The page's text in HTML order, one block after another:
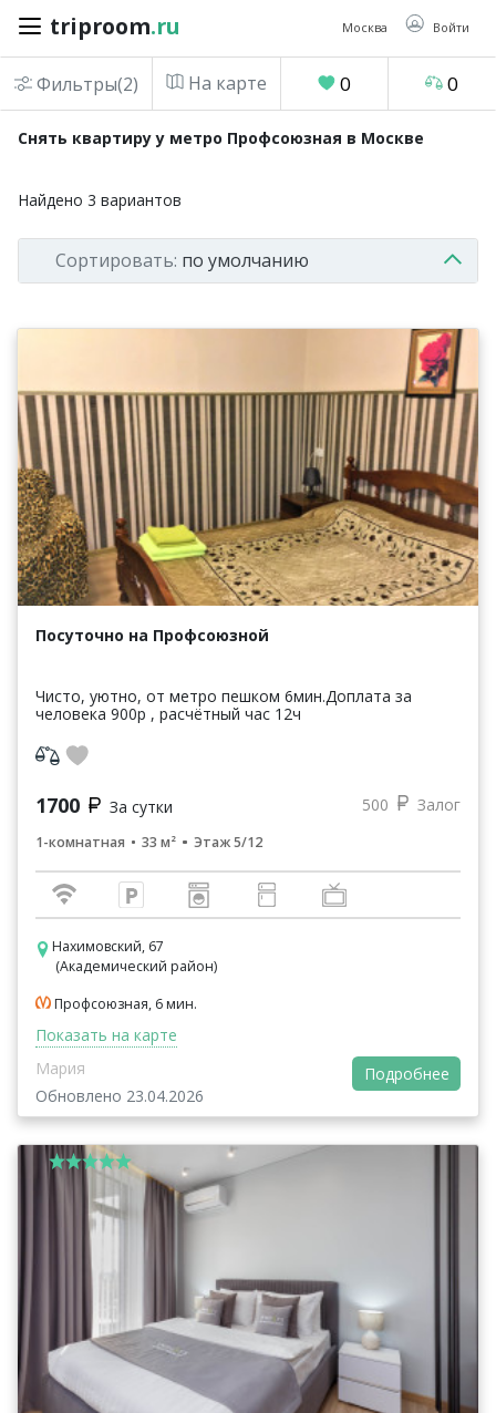
triproom.ru Москва Войти
triproom .ru
рубль
Войти / Зарегистрироваться
Добавить
Избранное
Сравнение
0
Фильтры(2) На карте 0 0
Снять квартиру у метро Профсоюзная в Москве
Найдено 3 вариантов
Сортировать: по умолчанию
Посуточно на Профсоюзной
Чисто, уютно, от метро пешком 6мин.Доплата за
человека 900р , расчётный час 12ч
1700 За сутки 500 Залог
1-комнатная 33 м² Этаж 5/12
Нахимовский, 67
(Академический район)
Профсоюзная, 6 мин.
Показать на карте
Мария
Обновлено 23.04.2026
Подробнее